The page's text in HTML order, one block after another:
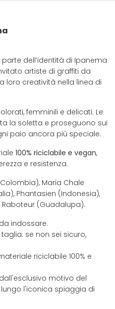
dell’identità di Ipanema
artiste di graffiti da
loro creatività nella linea di
femminili e delicati. Le
la soletta e proseguono sui
paio ancora più speciale.
100% riciclabile e vegan,
e resistenza.
Maria Chale
Phantasien (Indonesia),
Raboteur (Guadalupa).
indossare.
se non sei sicuro,
riciclabile 100% e
motivo del
l'iconica spiaggia di